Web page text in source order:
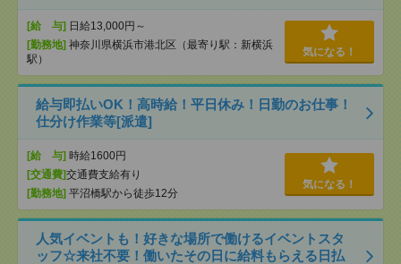
[給 与] 日給13,000円～
[勤務地] 神奈川県横浜市港北区（最寄り駅：新横浜
駅）
気になる！
給与即払いOK！高時給！平日休み！日勤のお仕事！
仕分け作業等[派遣]
[給 与] 時給1600円
[交通費]交通費支給有り
[勤務地] 平沼橋駅から徒歩12分
気になる！
人気イベントも！好きな場所で働けるイベントスタ
ッフ☆来社不要！働いたその日に給料もらえる日払